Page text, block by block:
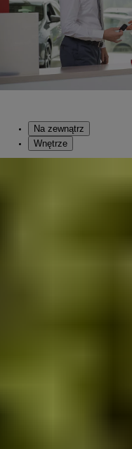
Na zewnątrz
Wnętrze